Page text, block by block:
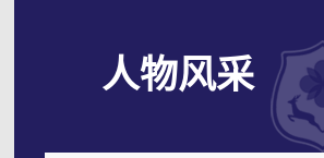
人物风采